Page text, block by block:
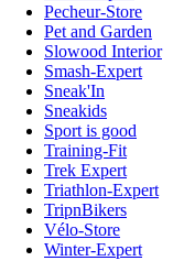
Pecheur-Store
Pet and Garden
Slowood Interior
Smash-Expert
Sneak'In
Sneakids
Sport is good
Training-Fit
Trek Expert
Triathlon-Expert
TripnBikers
Vélo-Store
Winter-Expert